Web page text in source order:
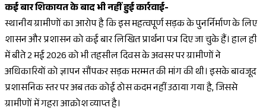
कई बार शिकायत के बाद भी नहीं हुई कार्रवाई-
स्थानीय ग्रामीणों का आरोप है कि इस महत्वपूर्ण सड़क के पुनर्निर्माण के लिए
शासन और प्रशासन को कई बार लिखित प्रार्थना पत्र दिए जा चुके हैं। हाल ही
में बीते 2 मई 2026 को भी तहसील दिवस के अवसर पर ग्रामीणों ने
अधिकारियों को ज्ञापन सौंपकर सड़क मरम्मत की मांग की थी। इसके बावजूद
प्रशासनिक स्तर पर अब तक कोई ठोस कदम नहीं उठाया गया है, जिससे
ग्रामीणों में गहरा आक्रोश व्याप्त है।